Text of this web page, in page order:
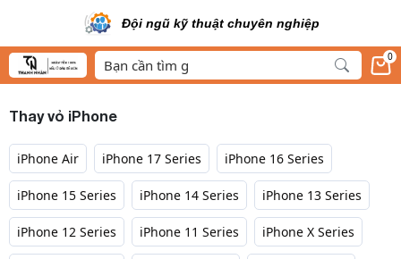
Đội ngũ kỹ thuật chuyên nghiệp
0
Thay vỏ iPhone
iPhone Air iPhone 17 Series iPhone 16 Series
iPhone 15 Series iPhone 14 Series iPhone 13 Series
iPhone 12 Series iPhone 11 Series iPhone X Series